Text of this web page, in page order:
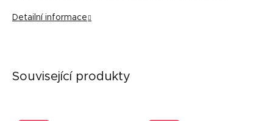
Detailní informace
Související produkty